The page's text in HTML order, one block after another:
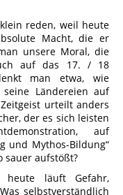
reden, weil heute
Macht, die er
unsere Moral, die
auf das 17. / 18
man etwa, wie
seine Ländereien auf
urteilt anders
der es sich leisten
auf
und Mythos-Bildung“
sauer aufstößt?
heute läuft Gefahr,
selbstverständlich